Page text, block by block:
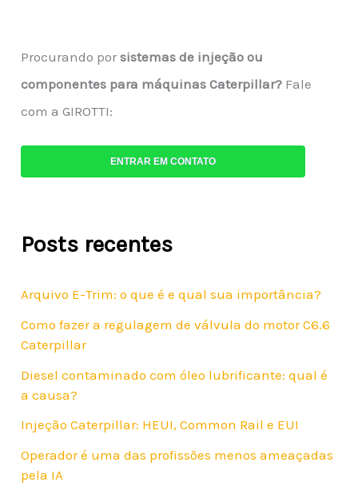
Procurando porsistemas de injeção ou
componentes para máquinas Caterpillar? Fale
com a GIROTTI:
ENTRAR EM CONTATO
Posts recentes
Arquivo E-Trim: o que é e qual sua importância?
Como fazer a regulagem de válvula do motor C6.6
Caterpillar
Diesel contaminado com óleo lubrificante: qual é
a causa?
Injeção Caterpillar: HEUI, Common Rail e EUI
Operador é uma das profissões menos ameaçadas
pela IA